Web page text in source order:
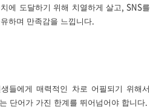
에 도달하기 위해 치열하게 살고 , SNS를
하며 만족감을 느낍니다
들에게 매력적인 차로 어필되기 위해서
단어가 가진 한계를 뛰어넘어야 합니다